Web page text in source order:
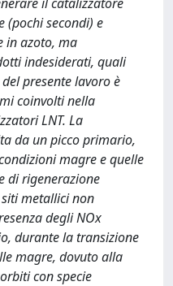
(pochi secondi) e
in azoto, ma
indesiderati, quali
presente lavoro è
coinvolti nella
LNT. La
da un picco primario,
magre e quelle
di rigenerazione
metallici non
degli NOx
durante la transizione
magre, dovuto alla
con specie